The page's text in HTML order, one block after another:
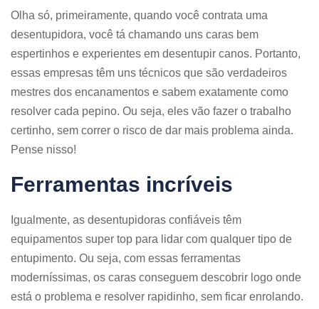
Olha só, primeiramente, quando você contrata uma
desentupidora, você tá chamando uns caras bem
espertinhos e experientes em desentupir canos. Portanto,
essas empresas têm uns técnicos que são verdadeiros
mestres dos encanamentos e sabem exatamente como
resolver cada pepino. Ou seja, eles vão fazer o trabalho
certinho, sem correr o risco de dar mais problema ainda.
Pense nisso!
Ferramentas incríveis
Igualmente, as desentupidoras confiáveis têm
equipamentos super top para lidar com qualquer tipo de
entupimento. Ou seja, com essas ferramentas
moderníssimas, os caras conseguem descobrir logo onde
está o problema e resolver rapidinho, sem ficar enrolando.